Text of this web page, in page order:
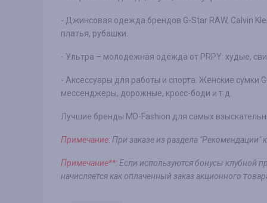
- Джинсовая одежда брендов G-Star RAW, Calvin
платья, рубашки.
- Ультра – молодежная одежда от PRPY: худые,
- Аксессуары для работы и спорта. Женские сумки
мессенджеры, дорожные, кросс-боди и т.д.
Лучшие бренды MD-Fashion для самых
Примечание: При заказе из раздела "Рекомендации"
Примечание**: Если используются бонусы клубной
начисляется как оплаченный заказ акционного